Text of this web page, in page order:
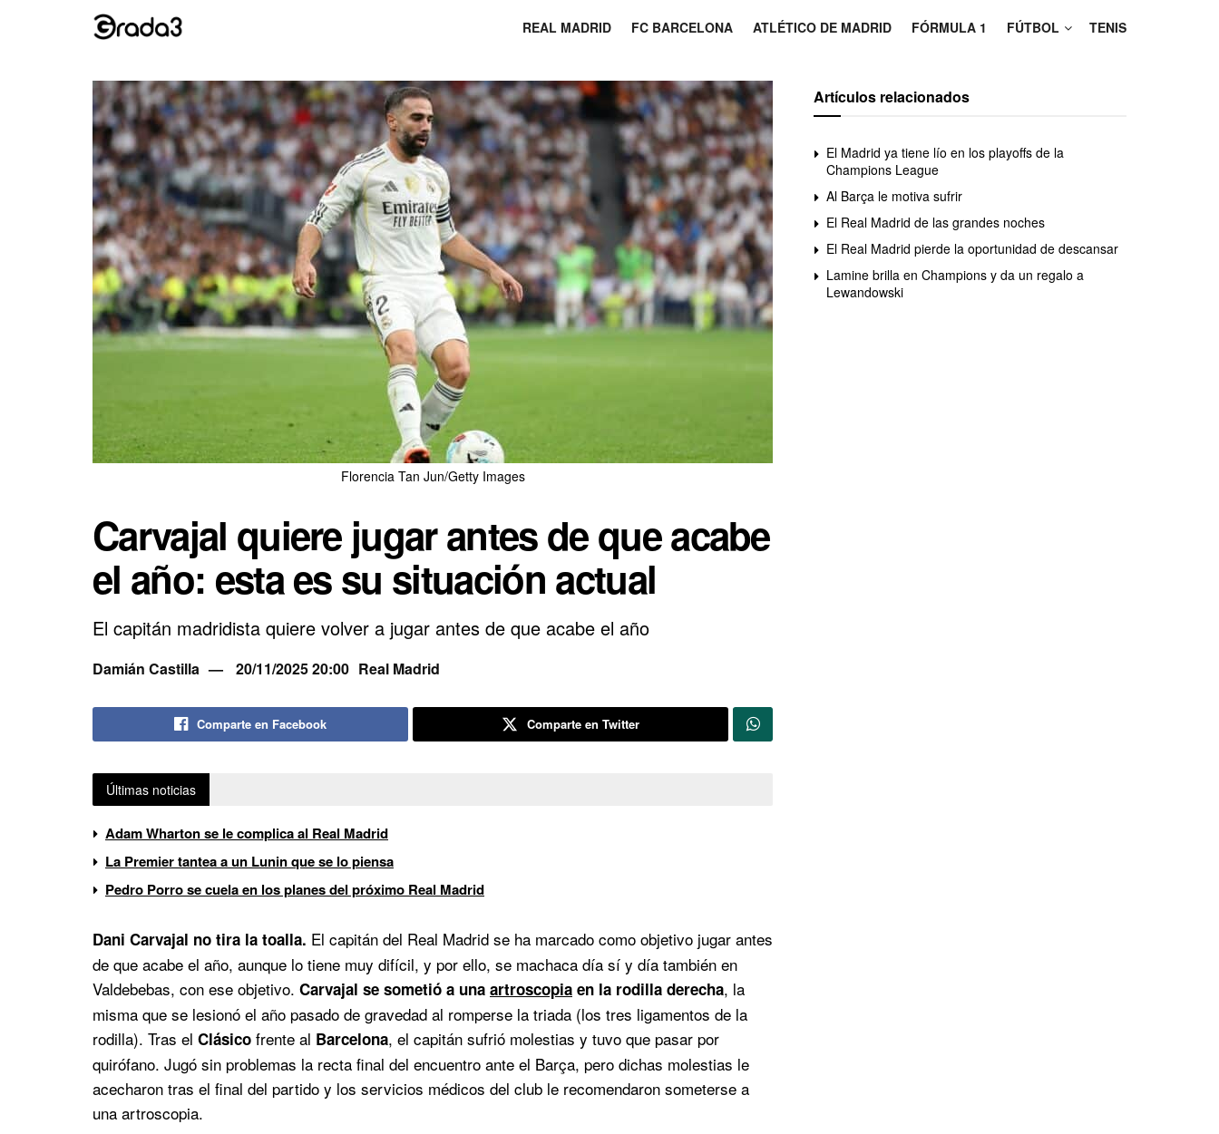
REAL MADRID FC BARCELONA ATLÉTICO DE MADRID FÓRMULA 1 FÚTBOL TENIS
Florencia Tan Jun/Getty Images
Carvajal quiere jugar antes de que acabe
el año: esta es su situación actual
El capitán madridista quiere volver a jugar antes de que acabe el año
Damián Castilla 20/11/2025 20:00 Real Madrid
Comparte en Facebook Comparte en Twitter
Últimas noticias
Adam Wharton se le complica al Real Madrid
La Premier tantea a un Lunin que se lo piensa
Pedro Porro se cuela en los planes del próximo Real Madrid
Dani Carvajal no tira la toalla. El capitán del Real Madrid se ha marcado como objetivo jugar antes
de que acabe el año, aunque lo tiene muy difícil, y por ello, se machaca día sí y día también en
Valdebebas, con ese objetivo. Carvajal se sometió a una artroscopia en la rodilla derecha, la
misma que se lesionó el año pasado de gravedad al romperse la triada (los tres ligamentos de la
rodilla). Tras el Clásico frente al Barcelona, el capitán sufrió molestias y tuvo que pasar por
quirófano. Jugó sin problemas la recta final del encuentro ante el Barça, pero dichas molestias le
acecharon tras el final del partido y los servicios médicos del club le recomendaron someterse a
una artroscopia.
Artículos relacionados
El Madrid ya tiene lío en los playoffs de la
Champions League
Al Barça le motiva sufrir
El Real Madrid de las grandes noches
El Real Madrid pierde la oportunidad de descansar
Lamine brilla en Champions y da un regalo a
Lewandowski